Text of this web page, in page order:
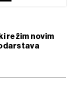
režim novim